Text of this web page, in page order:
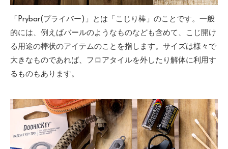
「Prybar(プライバー)」とは「こじり棒」のことです。一般
的には、例えばバールのようなものなども含めて、こじ開け
る用途の棒状のアイテムのことを指します。サイズは様々で
大きなものであれば、フロアタイルを外したり解体に利用す
るものもあります。